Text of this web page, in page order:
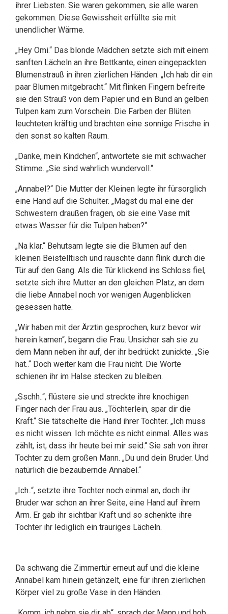
ihrer Liebsten. Sie waren gekommen, sie alle waren
gekommen. Diese Gewissheit erfüllte sie mit
unendlicher Wärme.
„Hey Omi.“ Das blonde Mädchen setzte sich mit einem
sanften Lächeln an ihre Bettkante, einen eingepackten
Blumenstrauß in ihren zierlichen Händen. „Ich hab dir ein
paar Blumen mitgebracht.“ Mit flinken Fingern befreite
sie den Strauß von dem Papier und ein Bund an gelben
Tulpen kam zum Vorschein. Die Farben der Blüten
leuchteten kräftig und brachten eine sonnige Frische in
den sonst so kalten Raum.
„Danke, mein Kindchen“, antwortete sie mit schwacher
Stimme. „Sie sind wahrlich wundervoll.“
„Annabel?“ Die Mutter der Kleinen legte ihr fürsorglich
eine Hand auf die Schulter. „Magst du mal eine der
Schwestern draußen fragen, ob sie eine Vase mit
etwas Wasser für die Tulpen haben?“
„Na klar.“ Behutsam legte sie die Blumen auf den
kleinen Beistelltisch und rauschte dann flink durch die
Tür auf den Gang. Als die Tür klickend ins Schloss fiel,
setzte sich ihre Mutter an den gleichen Platz, an dem
die liebe Annabel noch vor wenigen Augenblicken
gesessen hatte.
„Wir haben mit der Ärztin gesprochen, kurz bevor wir
herein kamen“, begann die Frau. Unsicher sah sie zu
dem Mann neben ihr auf, der ihr bedrückt zunickte. „Sie
hat..“ Doch weiter kam die Frau nicht. Die Worte
schienen ihr im Halse stecken zu bleiben.
„Sschh..“, flüstere sie und streckte ihre knochigen
Finger nach der Frau aus. „Töchterlein, spar dir die
Kraft.“ Sie tätschelte die Hand ihrer Tochter. „Ich muss
es nicht wissen. Ich möchte es nicht einmal. Alles was
zählt, ist, dass ihr heute bei mir seid.“ Sie sah von ihrer
Tochter zu dem großen Mann. „Du und dein Bruder. Und
natürlich die bezaubernde Annabel.“
„Ich..“, setzte ihre Tochter noch einmal an, doch ihr
Bruder war schon an ihrer Seite, eine Hand auf ihrem
Arm. Er gab ihr sichtbar Kraft und so schenkte ihre
Tochter ihr lediglich ein trauriges Lächeln.
Da schwang die Zimmertür erneut auf und die kleine
Annabel kam hinein getänzelt, eine für ihren zierlichen
Körper viel zu große Vase in den Händen.